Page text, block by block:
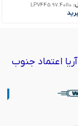
LPV445.97.40110
اعتماد جنوب